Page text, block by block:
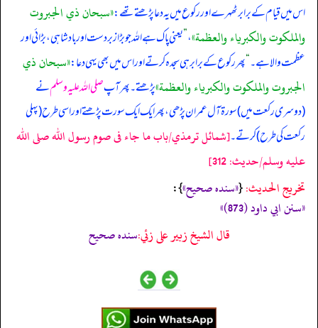
اس میں قیام کے برابر ٹھہرے اور رکوع میں یہ دعا پڑھتے تھے:«سبحان ذي الجبروت
والملكوت والكبرياء والعظمة»،”یعنی پاک ہے اللہ جو بڑا زبردست اور بادشاہی، بڑائی اور
عظمت والا ہے۔“پھر رکوع کے برابر ہی سجدہ کرتے اور اس میں بھی یہی دعا:«سبحان ذي
الجبروت والملكوت والكبرياء والعظمة»پڑھتے۔ پھر آپصلی اللہ علیہ وسلمنے
(دوسری رکعت میں) سورۃ آل عمران پڑھی، پھر ایک ایک سورت پڑھتے اور اسی طرح (پہلی
رکعت کی طرح) کرتے۔[شمائل ترمذي/باب ما جاء فى صوم رسول الله صلى الله
عليه وسلم/حدیث: 312]
تخریج الحدیث:{«‏‏‏‏سنده صحيح»‏‏‏‏ }:
«سنن ابي داود (873)»
قال الشيخ زبير على زئي:سنده صحيح